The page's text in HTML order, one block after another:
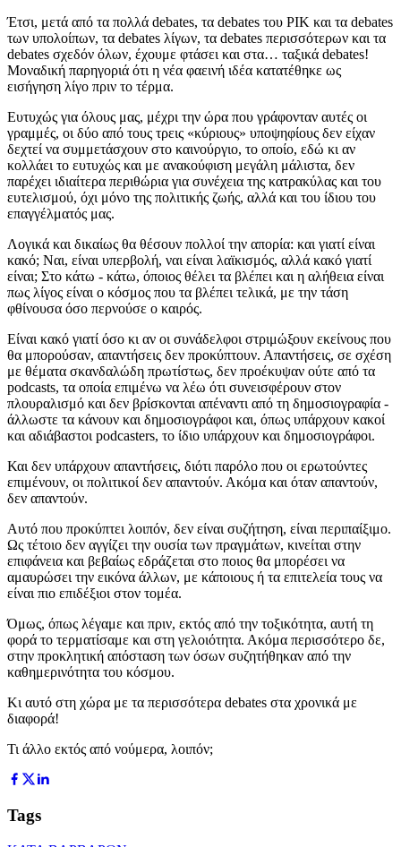
Έτσι, μετά από τα πολλά debates, τα debates του ΡΙΚ και τα debates
των υπολοίπων, τα debates λίγων, τα debates περισσότερων και τα
debates σχεδόν όλων, έχουμε φτάσει και στα… ταξικά debates!
Μοναδική παρηγοριά ότι η νέα φαεινή ιδέα κατατέθηκε ως
εισήγηση λίγο πριν το τέρμα.
Ευτυχώς για όλους μας, μέχρι την ώρα που γράφονταν αυτές οι
γραμμές, οι δύο από τους τρεις «κύριους» υποψηφίους δεν είχαν
δεχτεί να συμμετάσχουν στο καινούργιο, το οποίο, εδώ κι αν
κολλάει το ευτυχώς και με ανακούφιση μεγάλη μάλιστα, δεν
παρέχει ιδιαίτερα περιθώρια για συνέχεια της κατρακύλας και του
ευτελισμού, όχι μόνο της πολιτικής ζωής, αλλά και του ίδιου του
επαγγέλματός μας.
Λογικά και δικαίως θα θέσουν πολλοί την απορία: και γιατί είναι
κακό; Ναι, είναι υπερβολή, ναι είναι λαϊκισμός, αλλά κακό γιατί
είναι; Στο κάτω - κάτω, όποιος θέλει τα βλέπει και η αλήθεια είναι
πως λίγος είναι ο κόσμος που τα βλέπει τελικά, με την τάση
φθίνουσα όσο περνούσε ο καιρός.
Είναι κακό γιατί όσο κι αν οι συνάδελφοι στριμώξουν εκείνους που
θα μπορούσαν, απαντήσεις δεν προκύπτουν. Απαντήσεις, σε σχέση
με θέματα σκανδαλώδη πρωτίστως, δεν προέκυψαν ούτε από τα
podcasts, τα οποία επιμένω να λέω ότι συνεισφέρουν στον
πλουραλισμό και δεν βρίσκονται απέναντι από τη δημοσιογραφία -
άλλωστε τα κάνουν και δημοσιογράφοι και, όπως υπάρχουν κακοί
και αδιάβαστοι podcasters, το ίδιο υπάρχουν και δημοσιογράφοι.
Και δεν υπάρχουν απαντήσεις, διότι παρόλο που οι ερωτούντες
επιμένουν, οι πολιτικοί δεν απαντούν. Ακόμα και όταν απαντούν,
δεν απαντούν.
Αυτό που προκύπτει λοιπόν, δεν είναι συζήτηση, είναι περιπαίξιμο.
Ως τέτοιο δεν αγγίζει την ουσία των πραγμάτων, κινείται στην
επιφάνεια και βεβαίως εδράζεται στο ποιος θα μπορέσει να
αμαυρώσει την εικόνα άλλων, με κάποιους ή τα επιτελεία τους να
είναι πιο επιδέξιοι στον τομέα.
Όμως, όπως λέγαμε και πριν, εκτός από την τοξικότητα, αυτή τη
φορά το τερματίσαμε και στη γελοιότητα. Ακόμα περισσότερο δε,
στην προκλητική απόσταση των όσων συζητήθηκαν από την
καθημερινότητα του κόσμου.
Κι αυτό στη χώρα με τα περισσότερα debates στα χρονικά με
διαφορά!
Τι άλλο εκτός από νούμερα, λοιπόν;
Tags